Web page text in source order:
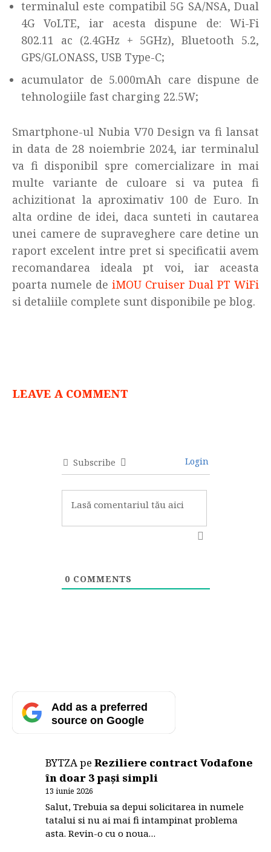
terminalul este compatibil 5G SA/NSA, Dual
4G VoLTE, iar acesta dispune de: Wi-Fi
802.11 ac (2.4GHz + 5GHz), Bluetooth 5.2,
GPS/GLONASS, USB Type-C;
acumulator de 5.000mAh care dispune de
tehnologiile fast charging 22.5W;
Smartphone-ul Nubia V70 Design va fi lansat
in data de 28 noiembrie 2024, iar terminalul
va fi disponibil spre comercializare in mai
multe variante de culoare si va putea fi
achizitionat la aproximativ 100 de Euro. In
alta ordine de idei, daca sunteti in cautarea
unei camere de supraveghere care detine un
raport excelent intre pret si specificatii avem
recomandarea ideala pt voi, iar aceasta
poarta numele de iMOU Cruiser Dual PT WiFi
si detaliile complete sunt disponibile pe blog.
LEAVE A COMMENT
Subscribe Login
0 COMMENTS
Add as a preferred
source on Google
BYTZApeReziliere contract Vodafone
în doar 3 pași simpli
13 iunie 2026
Salut, Trebuia sa depui solicitarea in numele
tatalui si nu ai mai fi intampinat problema
asta. Revin-o cu o noua…